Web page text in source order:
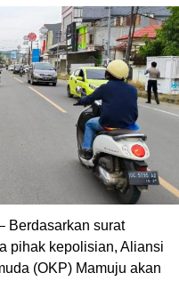
Berdasarkan surat
pihak kepolisian, Aliansi
(OKP) Mamuju akan